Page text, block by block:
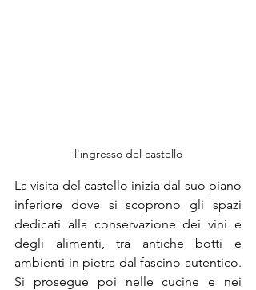
l'ingresso del castello
La visita del castello inizia dal suo piano
inferiore dove si scoprono gli spazi
dedicati alla conservazione dei vini e
degli alimenti, tra antiche botti e
ambienti in pietra dal fascino autentico.
Si prosegue poi nelle cucine e nei